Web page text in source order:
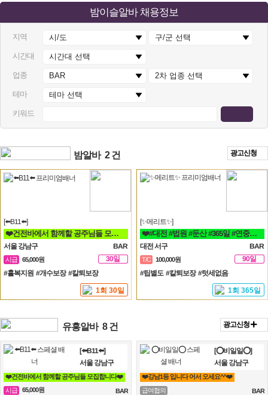
밤이슬알바 채용정보
지역
시간대
업종
테마
키워드
밤알바 2 건 광고신청
[⬅️B11⬅️]
❤️건전바에서 함께할 공주님들 모집합니다❤️
서울 강남구 BAR
시급 65,000원
30일
#홀복지원 #개수보장 #칼퇴보장
1회 30일
[✨메리트✨]
❤️#대전 #법원 #둔산 #365일 #연중무휴 #초보자환영 #당일지급 #텃세❤️
대전 서구 BAR
T/C 100,000원
90일
#팁별도 #칼퇴보장 #텃세없음
1회 365일
유흥알바 8 건 광고신청
[⬅️B11⬅️]
서울 강남구
❤️건전바에서 함께할 공주님들 모집합니다❤️
시급
65,000원
BAR
[⭕비일일⭕]
서울 강남구
❤️강남1등 입니다 어서 오세요^^❤️
급여협의
BAR